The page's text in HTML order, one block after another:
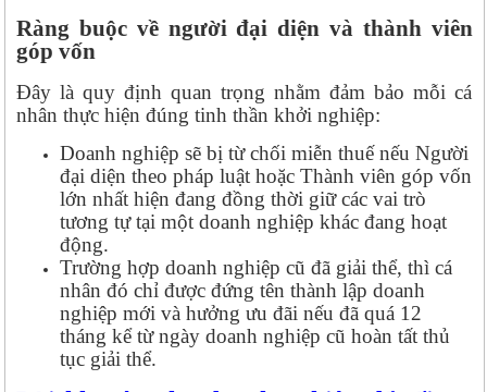
Ràng buộc về người đại diện và thành viên
góp vốn
Đây là quy định quan trọng nhằm đảm bảo mỗi cá
nhân thực hiện đúng tinh thần khởi nghiệp:
Doanh nghiệp sẽ bị từ chối miễn thuế nếu Người
đại diện theo pháp luật hoặc Thành viên góp vốn
lớn nhất hiện đang đồng thời giữ các vai trò
tương tự tại một doanh nghiệp khác đang hoạt
động.
Trường hợp doanh nghiệp cũ đã giải thể, thì cá
nhân đó chỉ được đứng tên thành lập doanh
nghiệp mới và hưởng ưu đãi nếu đã quá 12
tháng kể từ ngày doanh nghiệp cũ hoàn tất thủ
tục giải thể.